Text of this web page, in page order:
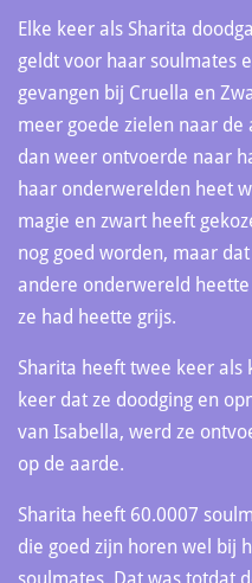
Elke keer als Sharita
geldt voor haar soulmates
gevangen bij Cruella en
meer goede zielen naar
dan weer ontvoerde naar
haar onderwerelden heet
magie en zwart heeft
nog goed worden, maar
andere onderwereld
ze had heette grijs.
Sharita heeft twee keer als
keer dat ze doodging en
van Isabella, werd ze
op de aarde.
Sharita heeft 60.0007
die goed zijn horen wel bij